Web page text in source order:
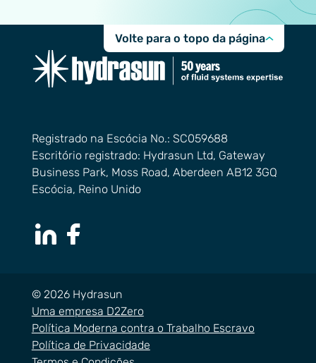
Volte para o topo da página
Registrado na Escócia No.: SC059688
Escritório registrado: Hydrasun Ltd, Gateway
Business Park, Moss Road, Aberdeen AB12 3GQ
Escócia, Reino Unido
© 2026 Hydrasun
Uma empresa D2Zero
Política Moderna contra o Trabalho Escravo
Política de Privacidade